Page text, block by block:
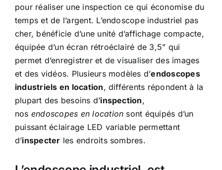
pour réaliser une inspection ce qui économise du
temps et de l’argent. L’endoscope industriel pas
cher, bénéficie d’une unité d’affichage compacte,
équipée d’un écran rétroéclairé de 3,5” qui
permet d’enregistrer et de visualiser des images
et des vidéos. Plusieurs modèles d’endoscopes
industriels en location, différents répondent à la
plupart des besoins d’inspection,
nos endoscopes en location sont équipés d’un
puissant éclairage LED variable permettant
d’inspecter les endroits sombres.